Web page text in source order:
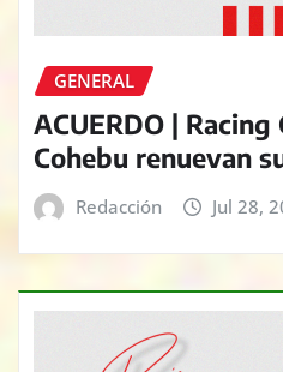
GENERAL
ACUERDO |
Cohebu renuevan
Redacción Jul 28,